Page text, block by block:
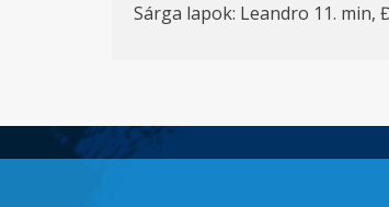
Sárga lapok: Leandro 11. min,